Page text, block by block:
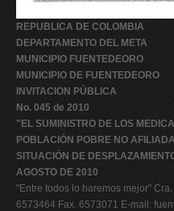
REPUBLICA DE COLOMBIA
DEPARTAMENTO DEL META
MUNICIPIO FUENTEDEORO
MUNICIPIO DE FUENTEDEORO
INVITACION PÚBLICA
No. 045 de 2010
"EL SUMINISTRO DE LOS
POBLACIÓN POBRE NO
SITUACIÓN DE
AGOSTO DE 2010
"Entre todos lo haremos mejor"
6573464 Fax. 6573071 E-mail: